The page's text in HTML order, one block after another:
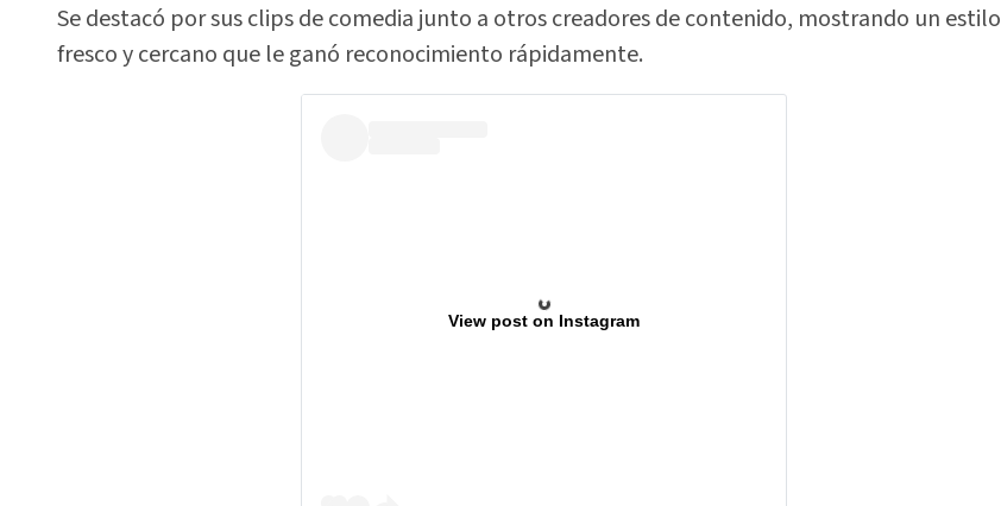
Se destacó por sus clips de comedia junto a otros creadores de contenido, mostrando un estilo
fresco y cercano que le ganó reconocimiento rápidamente.
View post on Instagram